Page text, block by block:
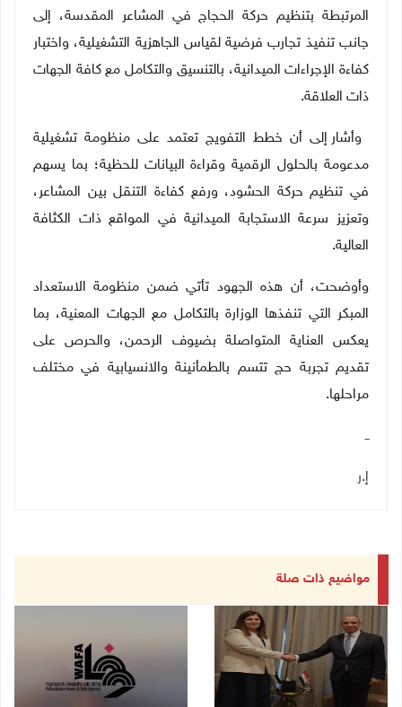
المرتبطة بتنظيم حركة الحجاج في المشاعر المقدسة، إلى
جانب تنفيذ تجارب فرضية لقياس الجاهزية التشغيلية، واختبار
كفاءة الإجراءات الميدانية، بالتنسيق والتكامل مع كافة الجهات
ذات العلاقة.
وأشار إلى أن خطط التفويج تعتمد على منظومة تشغيلية
مدعومة بالحلول الرقمية وقراءة البيانات للحظية؛ بما يسهم
في تنظيم حركة الحشود، ورفع كفاءة التنقل بين المشاعر،
وتعزيز سرعة الاستجابة الميدانية في المواقع ذات الكثافة
العالية.
وأوضحت، أن هذه الجهود تأتي ضمن منظومة الاستعداد
المبكر التي تنفذها الوزارة بالتكامل مع الجهات المعنية، بما
يعكس العناية المتواصلة بضيوف الرحمن، والحرص على
تقديم تجربة حج تتسم بالطمأنينة والانسيابية في مختلف
مراحلها.
ــ
إ.ر
مواضيع ذات صلة